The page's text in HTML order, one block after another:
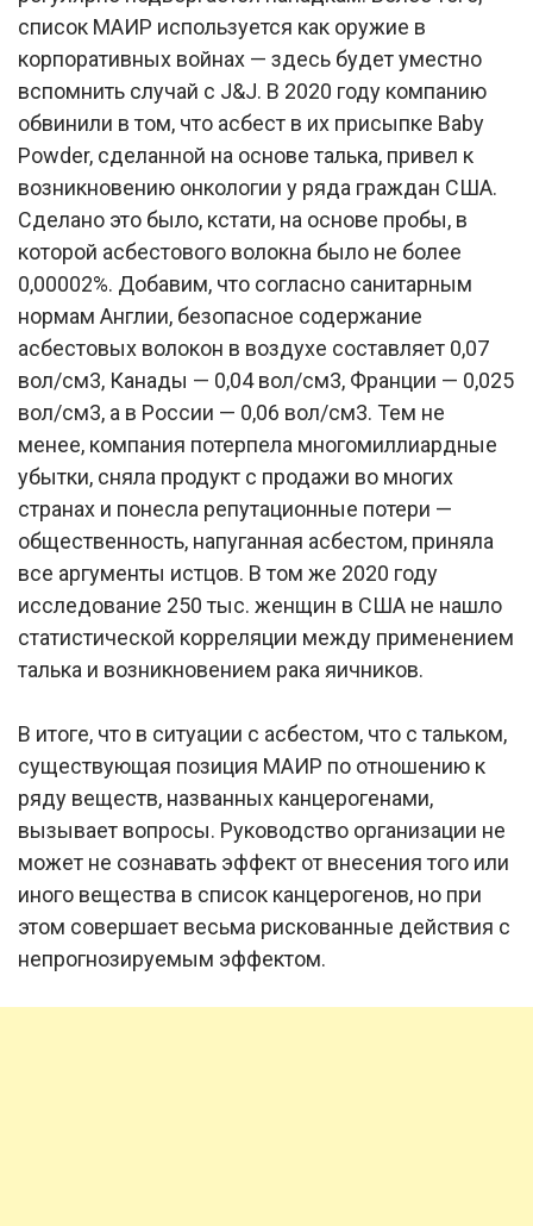
список МАИР используется как оружие в
корпоративных войнах — здесь будет уместно
вспомнить случай с J&J. В 2020 году компанию
обвинили в том, что асбест в их присыпке Baby
Powder, сделанной на основе талька, привел к
возникновению онкологии у ряда граждан США.
Сделано это было, кстати, на основе пробы, в
которой асбестового волокна было не более
0,00002%. Добавим, что согласно санитарным
нормам Англии, безопасное содержание
асбестовых волокон в воздухе составляет 0,07
вол/см3, Канады — 0,04 вол/см3, Франции — 0,025
вол/см3, а в России — 0,06 вол/см3. Тем не
менее, компания потерпела многомиллиардные
убытки, сняла продукт с продажи во многих
странах и понесла репутационные потери —
общественность, напуганная асбестом, приняла
все аргументы истцов. В том же 2020 году
исследование 250 тыс. женщин в США не нашло
статистической корреляции между применением
талька и возникновением рака яичников.
В итоге, что в ситуации с асбестом, что с тальком,
существующая позиция МАИР по отношению к
ряду веществ, названных канцерогенами,
вызывает вопросы. Руководство организации не
может не сознавать эффект от внесения того или
иного вещества в список канцерогенов, но при
этом совершает весьма рискованные действия с
непрогнозируемым эффектом.